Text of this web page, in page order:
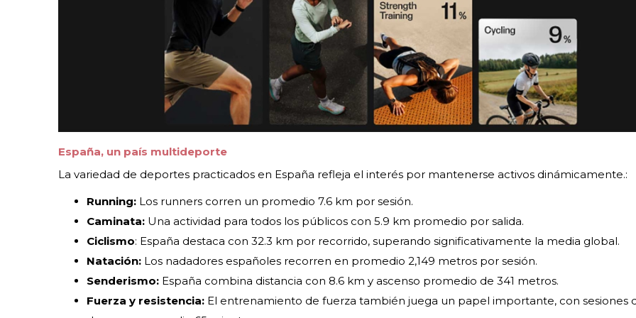
España, un país multideporte
La variedad de deportes practicados en España refleja el interés por mantenerse activos dinámicamente.:
Running: Los runners corren un promedio 7.6 km por sesión.
Caminata: Una actividad para todos los públicos con 5.9 km promedio por salida.
Ciclismo: España destaca con 32.3 km por recorrido, superando significativamente la media global.
Natación: Los nadadores españoles recorren en promedio 2,149 metros por sesión.
Senderismo: España combina distancia con 8.6 km y ascenso promedio de 341 metros.
Fuerza y resistencia: El entrenamiento de fuerza también juega un papel importante, con sesiones